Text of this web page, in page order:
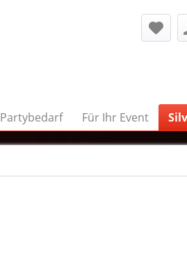
Partybedarf Für Ihr Event